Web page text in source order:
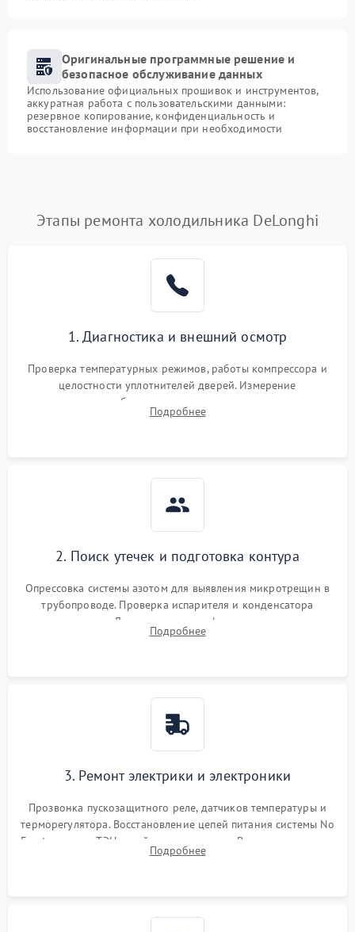
Оригинальные программные решение и
безопасное обслуживание данных
Использование официальных прошивок и инструментов,
аккуратная работа с пользовательскими данными:
резервное копирование, конфиденциальность и
восстановление информации при необходимости
Этапы ремонта холодильника DeLonghi
1. Диагностика и внешний осмотр
Проверка температурных режимов, работы компрессора и
целостности уплотнителей дверей. Измерение
сопротивления обмоток мотора, проверка термостата и
считывание кодов ошибок с электронного дисплея.
Подробнее
2. Поиск утечек и подготовка контура
Опрессовка системы азотом для выявления микротрещин в
трубопроводе. Проверка испарителя и конденсатора
течеискателем. Демонтаж старого фильтра-осушителя и
продувка капиллярной трубки для устранения засоров.
Подробнее
3. Ремонт электрики и электроники
Прозвонка пускозащитного реле, датчиков температуры и
терморегулятора. Восстановление цепей питания системы No
Frost, включая ТЭН оттайки и вентилятор. Ремонт или замена
платы управления при сбоях алгоритмов.
Подробнее